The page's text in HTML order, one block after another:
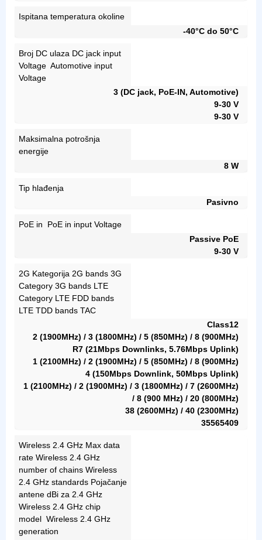
Ispitana temperatura okoline
-40°C do 50°C
Broj DC ulaza DC jack input
Voltage Automotive input
Voltage
3 (DC jack, PoE-IN, Automotive)
9-30 V
9-30 V
Maksimalna potrošnja
energije
8 W
Tip hlađenja
Pasivno
PoE in PoE in input Voltage
Passive PoE
9-30 V
2G Kategorija 2G bands 3G
Category 3G bands LTE
Category LTE FDD bands
LTE TDD bands TAC
Class12
2 (1900MHz) / 3 (1800MHz) / 5 (850MHz) / 8 (900MHz)
R7 (21Mbps Downlinks, 5.76Mbps Uplink)
1 (2100MHz) / 2 (1900MHz) / 5 (850MHz) / 8 (900MHz)
4 (150Mbps Downlink, 50Mbps Uplink)
1 (2100MHz) / 2 (1900MHz) / 3 (1800MHz) / 7 (2600MHz)
/ 8 (900 MHz) / 20 (800MHz)
38 (2600MHz) / 40 (2300MHz)
35565409
Wireless 2.4 GHz Max data
rate Wireless 2.4 GHz
number of chains Wireless
2.4 GHz standards Pojačanje
antene dBi za 2.4 GHz
Wireless 2.4 GHz chip
model Wireless 2.4 GHz
generation